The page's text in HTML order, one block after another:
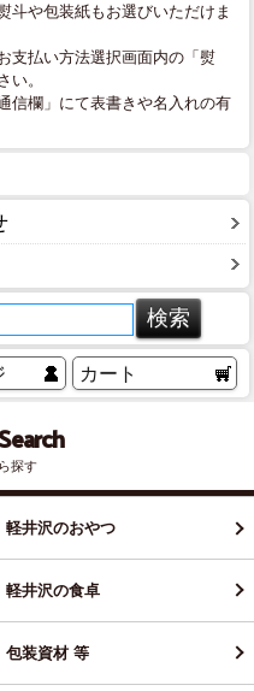
斗や包装紙もお選びいただけま
支払い方法選択画面内の「熨
い。
信欄」にて表書きや名入れの有
カート
探す
軽井沢のおやつ
軽井沢の食卓
包装資材 等